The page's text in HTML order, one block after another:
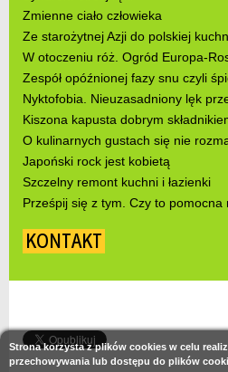
Zmienne ciało człowieka
Ze starożytnej Azji do polskiej
W otoczeniu róż. Ogród Europa-
Zespół opóźnionej fazy snu czyli
Nyktofobia. Nieuzasadniony lęk
Kiszona kapusta dobrym
O kulinarnych gustach się nie
Japoński rock jest kobietą
Szczelny remont kuchni i łazienki
Prześpij się z tym. Czy to
KONTAKT
Strona korzysta z plików cookies w celu
przechowywania lub dostępu do plików